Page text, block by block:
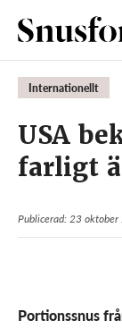
Internationellt
USA
farligt
Publicerad: 23
Portionssnus